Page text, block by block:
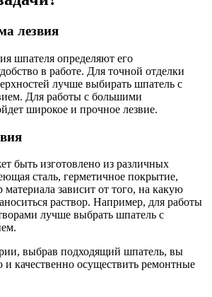
лезвия
шпателя определяют его
в работе. Для точной отделки
лучше выбирать шпатель с
Для работы с большими
широкое и прочное лезвие.
быть изготовлено из различных
сталь, герметичное покрытие,
зависит от того, на какую
раствор. Например, для работы
лучше выбрать шпатель с
выбрав подходящий шпатель, вы
качественно осуществить ремонтные